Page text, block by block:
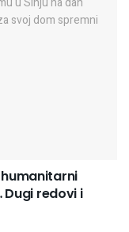
redovi i